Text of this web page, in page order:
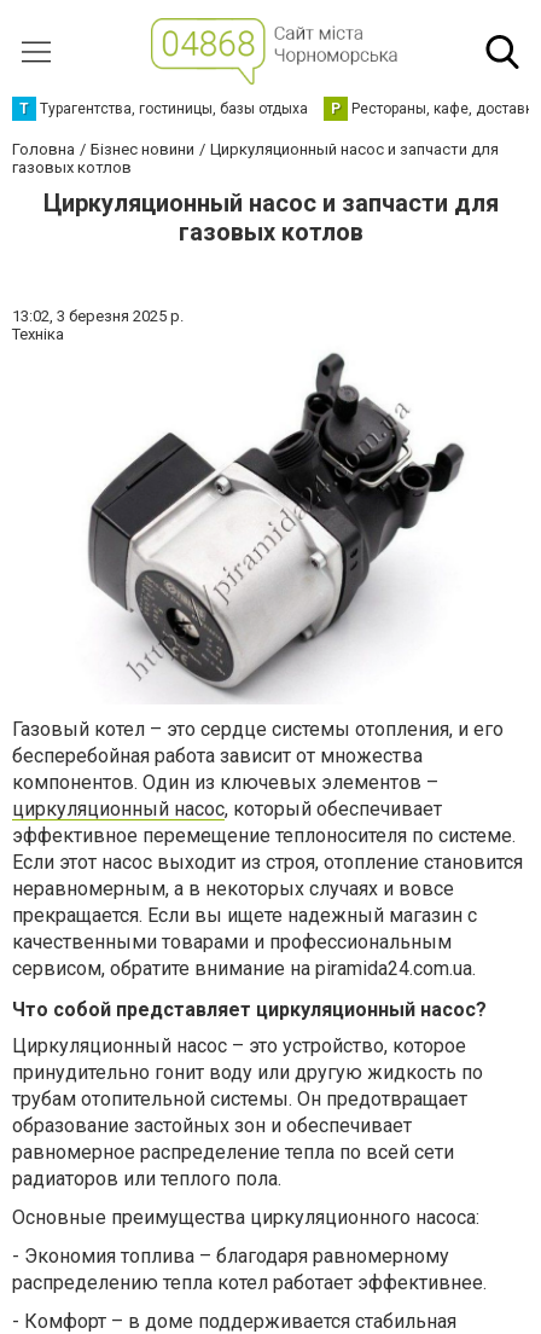
Т Турагентства, гостиницы, базы отдыха Р Рестораны, кафе,
Головна Бізнес новини
Циркуляционный насос и запчасти для
газовых котлов
Циркуляционный насос и запчасти для
газовых котлов
13:02, 3 березня 2025 р.
Техніка
Газовый котел – это сердце системы отопления, и его
бесперебойная работа зависит от множества
компонентов. Один из ключевых элементов –
циркуляционный насос, который обеспечивает
эффективное перемещение теплоносителя по системе.
Если этот насос выходит из строя, отопление становится
неравномерным, а в некоторых случаях и вовсе
прекращается. Если вы ищете надежный магазин с
качественными товарами и профессиональным
сервисом, обратите внимание на piramida24.com.ua.
Что собой представляет циркуляционный насос?
Циркуляционный насос – это устройство, которое
принудительно гонит воду или другую жидкость по
трубам отопительной системы. Он предотвращает
образование застойных зон и обеспечивает
равномерное распределение тепла по всей сети
радиаторов или теплого пола.
Основные преимущества циркуляционного насоса:
- Экономия топлива – благодаря равномерному
распределению тепла котел работает эффективнее.
- Комфорт – в доме поддерживается стабильная